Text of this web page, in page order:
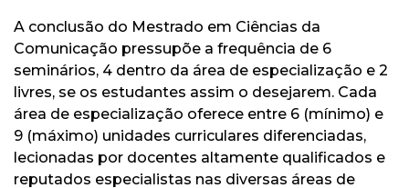
A conclusão do Mestrado em Ciências da
Comunicação pressupõe a frequência de 6
seminários, 4 dentro da área de especialização e 2
livres, se os estudantes assim o desejarem. Cada
área de especialização oferece entre 6 (mínimo) e
9 (máximo) unidades curriculares diferenciadas,
lecionadas por docentes altamente qualificados e
reputados especialistas nas diversas áreas de